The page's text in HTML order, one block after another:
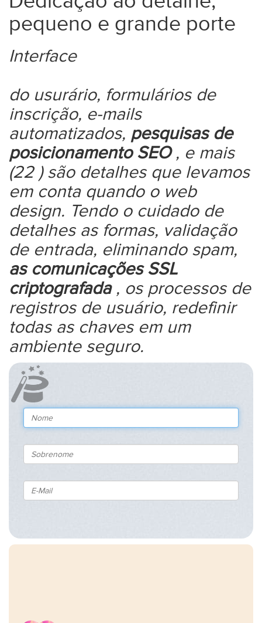
pequeno e grande porte
Interface
do usurário, formulários de
inscrição, e-mails
automatizados, pesquisas de
posicionamento SEO, e mais
(22 ) são detalhes que levamos
em conta quando o web
design. Tendo o cuidado de
detalhes as formas, validação
de entrada, eliminando spam,
as comunicações SSL
criptografada , os processos de
registros de usuário, redefinir
todas as chaves em um
ambiente seguro.